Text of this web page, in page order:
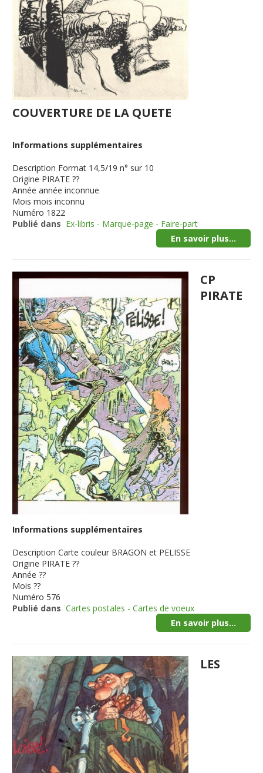
COUVERTURE DE LA QUETE
Informations supplémentaires
Description Format 14,5/19 n° sur 10
Origine PIRATE ??
Année année inconnue
Mois mois inconnu
Numéro 1822
Publié dans Ex-libris - Marque-page - Faire-part
En savoir plus...
CP
PIRATE
Informations supplémentaires
Description Carte couleur BRAGON et PELISSE
Origine PIRATE ??
Année ??
Mois ??
Numéro 576
Publié dans Cartes postales - Cartes de voeux
En savoir plus...
LES